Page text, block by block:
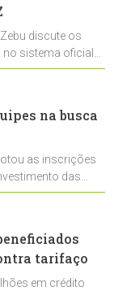
discute os
no sistema oficial
na
na busca
as inscrições
das
Crioulos voltados
tarifaço
em crédito